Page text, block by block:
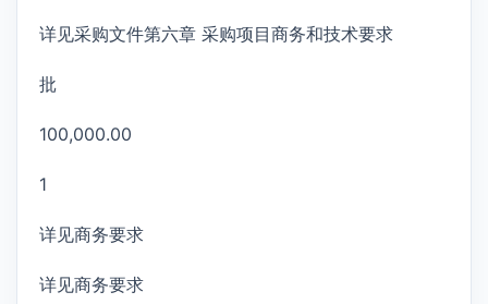
详见采购文件第六章 采购项目商务和技术要求
批
100,000.00
1
详见商务要求
详见商务要求